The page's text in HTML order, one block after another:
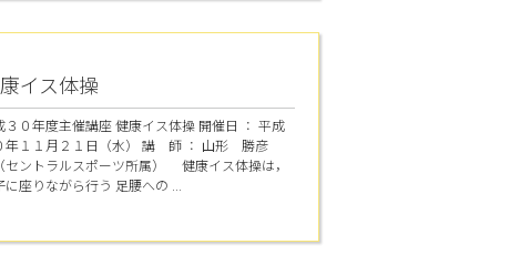
イス体操
３０年度主催講座 健康イス体操 開催日 ： 平成
年１１月２１日（水） 講 師 ： 山形 勝彦
セントラルスポーツ所属） 健康イス体操は，
に座りながら行う 足腰への ...